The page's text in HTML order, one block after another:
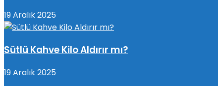
19 Aralık 2025
Sütlü Kahve Kilo Aldırır mı?
19 Aralık 2025